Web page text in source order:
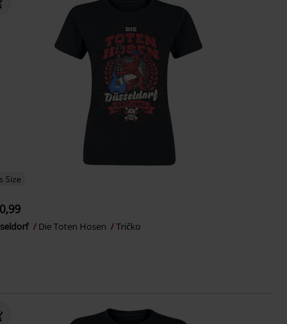
Size
Die Toten Hosen Tričko